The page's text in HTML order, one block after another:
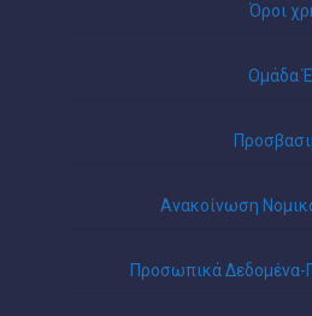
Όροι
Ομάδα
Ανακοίνωση
Προσωπικά Δεδομένα-